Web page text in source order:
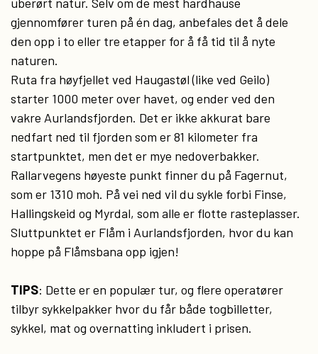
gjennomfører turen på én dag, anbefales det å dele
den opp i to eller tre etapper for å få tid til å nyte
naturen.
Ruta fra høyfjellet ved Haugastøl (like ved Geilo)
starter 1000 meter over havet, og ender ved den
vakre Aurlandsfjorden. Det er ikke akkurat bare
nedfart ned til fjorden som er 81 kilometer fra
startpunktet, men det er mye nedoverbakker.
Rallarvegens høyeste punkt finner du på Fagernut,
som er 1310 moh. På vei ned vil du sykle forbi Finse,
Hallingskeid og Myrdal, som alle er flotte rasteplasser.
Sluttpunktet er Flåm i Aurlandsfjorden, hvor du kan
hoppe på Flåmsbana opp igjen!
TIPS: Dette er en populær tur, og flere operatører
tilbyr sykkelpakker hvor du får både togbilletter,
sykkel, mat og overnatting inkludert i prisen.